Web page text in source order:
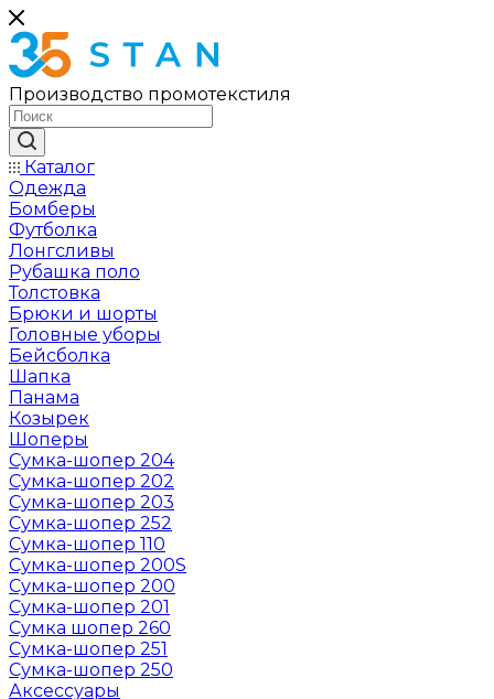
Производство промотекстиля
Каталог
Одежда
Бомберы
Футболка
Лонгсливы
Рубашка поло
Толстовка
Брюки и шорты
Головные уборы
Бейсболка
Шапка
Панама
Козырек
Шоперы
Сумка-шопер 204
Сумка-шопер 202
Сумка-шопер 203
Сумка-шопер 252
Сумка-шопер 110
Сумка-шопер 200S
Сумка-шопер 200
Сумка-шопер 201
Сумка шопер 260
Сумка-шопер 251
Сумка-шопер 250
Аксессуары